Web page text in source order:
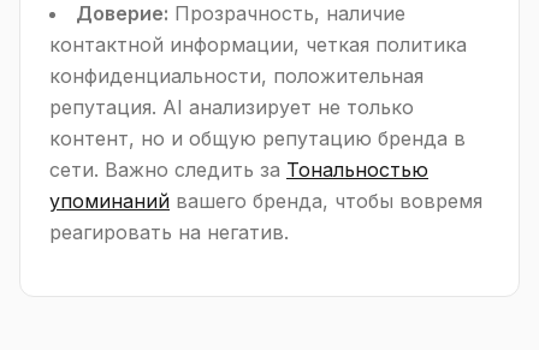
Доверие: Прозрачность, наличие
контактной информации, четкая политика
конфиденциальности, положительная
репутация. AI анализирует не только
контент, но и общую репутацию бренда в
сети. Важно следить за Тональностью
упоминаний вашего бренда, чтобы вовремя
реагировать на негатив.